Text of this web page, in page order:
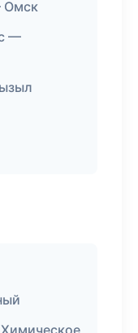
Омск
—